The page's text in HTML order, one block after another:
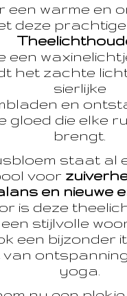
een warme en
deze prachtige
een
het zachte
sierlijke
en
gloed die elke
brengt.
staat al
voor
en nieuwe
is deze
stijlvolle
een bijzonder
van
yoga.